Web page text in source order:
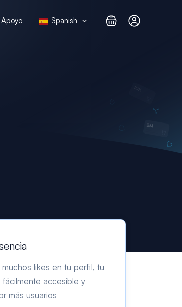
Apoyo Spanish
likes en tu perfil, tu
accesible y
más usuarios